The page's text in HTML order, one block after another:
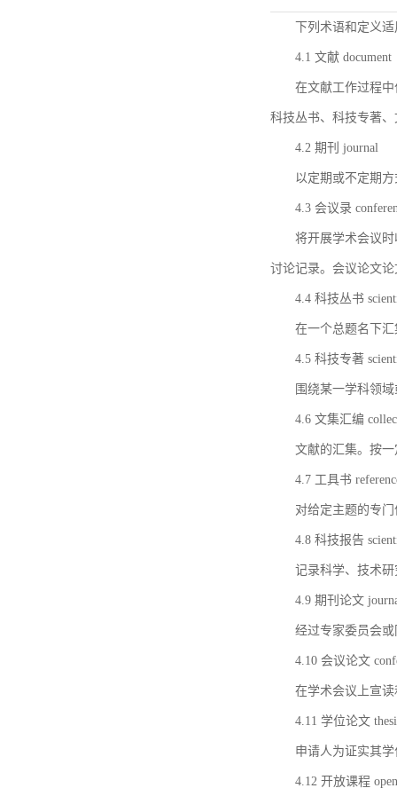
下列术语和定义
4.1 文献 document
在文献工作过程
科技丛书、科技专著
4.2 期刊 journal
以定期或不定期
4.3 会议录
将开展学术会议
讨论记录。会议论文
4.4 科技丛书
在一个总题名下
4.5 科技专著
围绕某一学科领
4.6 文集汇编
文献的汇集。按
4.7 工具书
对给定主题的专
4.8 科技报告
记录科学、技术
4.9 期刊论文
经过专家委员会
4.10 会议论文
在学术会议上宣
4.11 学位论文
申请人为证实其
4.12 开放课程